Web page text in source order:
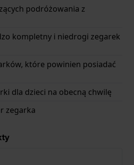
podróżowania z
kompletny i niedrogi zegarek
które powinien posiadać
dla dzieci na obecną chwilę
zegarka